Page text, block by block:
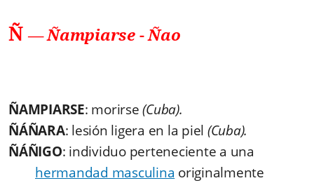
Ñ—Ñampiarse-Ñao
ÑAMPIARSE: morirse(Cuba).
ÑÁÑARA: lesión ligera en la piel (Cuba).
ÑÁÑIGO: individuo perteneciente a una
hermandad masculina originalmente